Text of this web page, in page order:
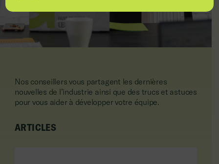
Nos conseillers vous partagent les dernières
nouvelles de l’industrie ainsi que des trucs et astuces
pour vous aider à développer votre équipe.
ARTICLES